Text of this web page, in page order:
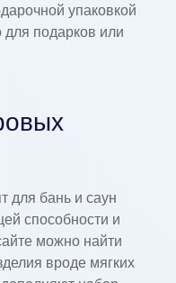
упаковкой
подарков или
для бань и саун
способности и
можно найти
вроде мягких